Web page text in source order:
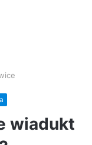
wiadukt